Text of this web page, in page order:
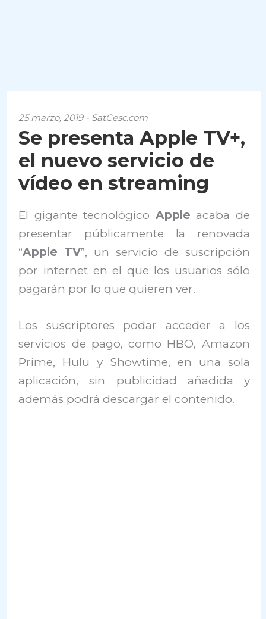
25 marzo, 2019 - SatCesc.com
Se presenta Apple TV+,
el nuevo servicio de
vídeo en streaming
El gigante tecnológico Apple acaba de
presentar públicamente la renovada
“Apple TV”, un servicio de suscripción
por internet en el que los usuarios sólo
pagarán por lo que quieren ver.
Los suscriptores podar acceder a los
servicios de pago, como HBO, Amazon
Prime, Hulu y Showtime, en una sola
aplicación, sin publicidad añadida y
además podrá descargar el contenido.